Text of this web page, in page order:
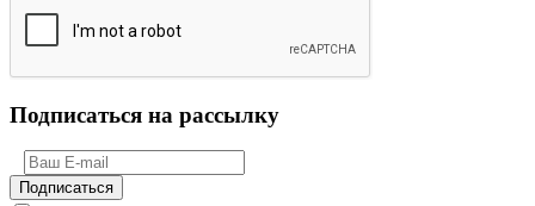
Подписаться на рассылку